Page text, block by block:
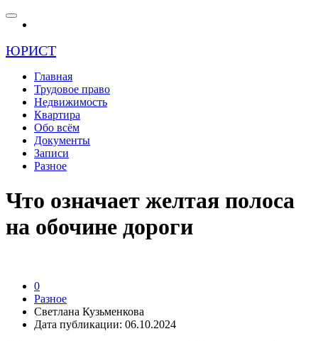
ЮРИСТ
Главная
Трудовое право
Недвижимость
Квартира
Обо всём
Документы
Записи
Разное
Что означает желтая полоса
на обочине дороги
0
Разное
Светлана Кузьменкова
Дата публикации: 06.10.2024